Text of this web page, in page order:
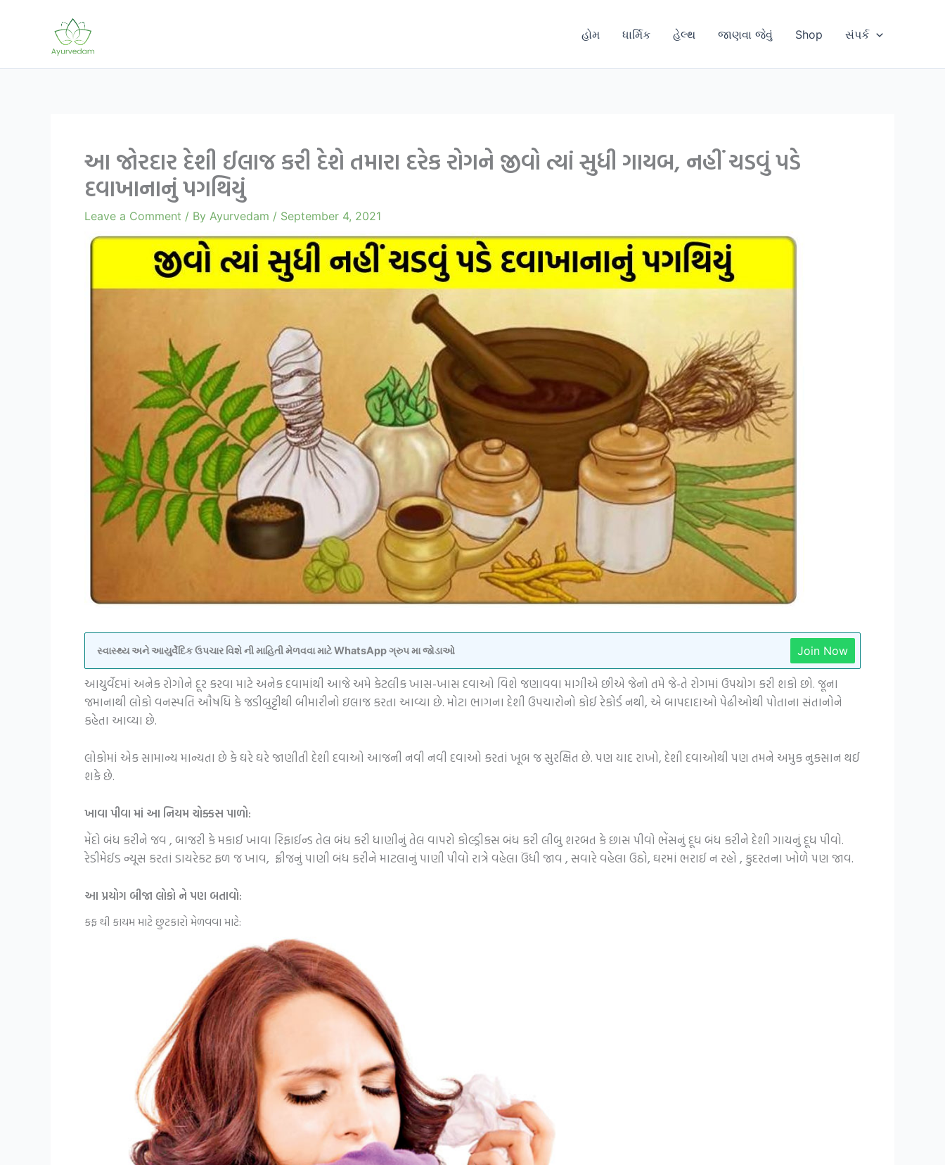
હોમ ધાર્મિક હેલ્થ જાણવા જેવું Shop સંપર્ક
આ જોરદાર દેશી ઈલાજ કરી દેશે તમારા દરેક રોગને જીવો ત્યાં સુધી ગાયબ, નહીં ચડવું પડે
દવાખાનાનું પગથિયું
Leave a Comment / By Ayurvedam / September 4, 2021
સ્વાસ્થ્ય અને આયુર્વેદિક ઉપચાર વિશે ની માહિતી મેળવવા માટે WhatsApp ગ્રુપ મા જોડાઓ Join Now
આયુર્વેદમાં અનેક રોગોને દૂર કરવા માટે અનેક દવામાંથી આજે અમે કેટલીક ખાસ-ખાસ દવાઓ વિશે જણાવવા માગીએ છીએ જેનો તમે જે-તે રોગમાં ઉપયોગ કરી શકો છો. જૂના
જમાનાથી લોકો વનસ્પતિ ઔષધિ કે જડીબુટ્ટીથી બીમારીનો ઇલાજ કરતા આવ્યા છે. મોટા ભાગના દેશી ઉપચારોનો કોઈ રેકોર્ડ નથી, એ બાપદાદાઓ પેઢીઓથી પોતાના સંતાનોને
કહેતા આવ્યા છે.
લોકોમાં એક સામાન્ય માન્યતા છે કે ઘરે ઘરે જાણીતી દેશી દવાઓ આજની નવી નવી દવાઓ કરતાં ખૂબ જ સુરક્ષિત છે. પણ યાદ રાખો, દેશી દવાઓથી પણ તમને અમુક નુકસાન થઈ
શકે છે.
ખાવા પીવા માં આ નિયમ ચોક્કસ પાળો:
મેંદો બંધ કરીને જવ , બાજરી કે મકાઈ ખાવા રિફાઈન્ડ તેલ બંધ કરી ધાણીનું તેલ વાપરો કોલ્ડ્રીકસ બંધ કરી લીબુ શરબત કે છાસ પીવો ભેંસનું દૂધ બંધ કરીને દેશી ગાયનું દૂધ પીવો.
રેડીમેઈડ ન્યૂસ કરતાં ડાયરેકટ ફળ જ ખાવ, ફ્રીજનું પાણી બંધ કરીને માટલાનું પાણી પીવો રાત્રે વહેલા ઉંધી જાવ , સવારે વહેલા ઉઠો, ઘરમાં ભરાઈ ન રહો , કુદરતના ખોળે પણ જાવ.
આ પ્રયોગ બીજા લોકો ને પણ બતાવો:
કફ થી કાયમ માટે છુટકારો મેળવવા માટે: